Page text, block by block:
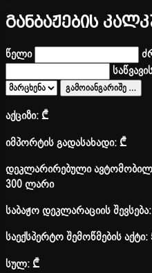
განბაჟების
წელი
გამოიანგარიშე …
აქციზი:₾
იმპორტის გადასახადი:₾
დეკლარირებული
300 ლარი
საბაჟო დეკლარაციის
საექსპერტო შემოწმების
სულ:₾